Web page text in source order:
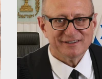
2020 בע"מ. בפני השופטת יעל
(בצילום) נדונה הבקשה
ההליכים. במוקד
עומדים הסכמים
מתקנים סולאריים בקיבוץ
אור. במסגרת התביעה